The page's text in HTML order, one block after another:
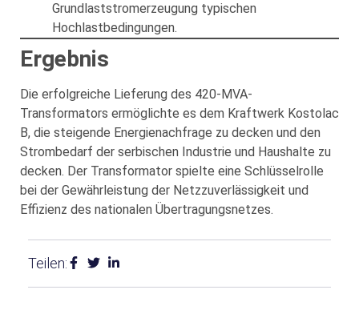
Grundlaststromerzeugung typischen
Hochlastbedingungen.
Ergebnis
Die erfolgreiche Lieferung des 420-MVA-
Transformators ermöglichte es dem Kraftwerk Kostolac
B, die steigende Energienachfrage zu decken und den
Strombedarf der serbischen Industrie und Haushalte zu
decken. Der Transformator spielte eine Schlüsselrolle
bei der Gewährleistung der Netzzuverlässigkeit und
Effizienz des nationalen Übertragungsnetzes.
Teilen: